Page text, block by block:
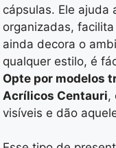
cápsulas. Ele ajuda
organizadas,
ainda decora o
qualquer estilo, é
Opte por modelos
Acrílicos Centauri,
visíveis e dão